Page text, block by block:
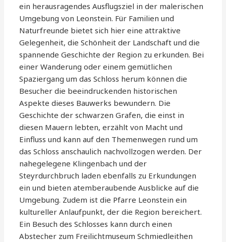
ein herausragendes Ausflugsziel in der malerischen
Umgebung von Leonstein. Für Familien und
Naturfreunde bietet sich hier eine attraktive
Gelegenheit, die Schönheit der Landschaft und die
spannende Geschichte der Region zu erkunden. Bei
einer Wanderung oder einem gemütlichen
Spaziergang um das Schloss herum können die
Besucher die beeindruckenden historischen
Aspekte dieses Bauwerks bewundern. Die
Geschichte der schwarzen Grafen, die einst in
diesen Mauern lebten, erzählt von Macht und
Einfluss und kann auf den Themenwegen rund um
das Schloss anschaulich nachvollzogen werden. Der
nahegelegene Klingenbach und der
Steyrdurchbruch laden ebenfalls zu Erkundungen
ein und bieten atemberaubende Ausblicke auf die
Umgebung. Zudem ist die Pfarre Leonstein ein
kultureller Anlaufpunkt, der die Region bereichert.
Ein Besuch des Schlosses kann durch einen
Abstecher zum Freilichtmuseum Schmiedleithen